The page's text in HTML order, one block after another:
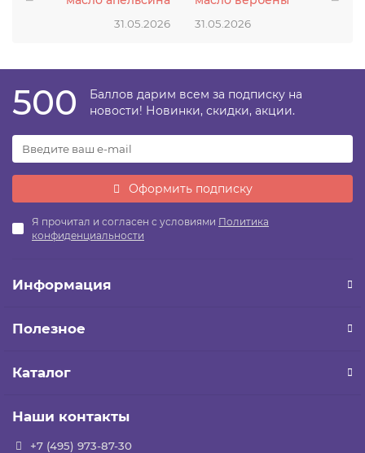
31.05.2026 31.05.2026
500
Баллов дарим всем за подписку на
новости! Новинки, скидки, акции.
Оформить подписку
Я прочитал и согласен с условиями Политика
конфиденциальности
Информация
Полезное
Каталог
Наши контакты
+7 (495) 973-87-30